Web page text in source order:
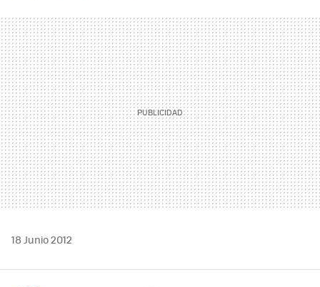
MAIL
18 Junio 2012